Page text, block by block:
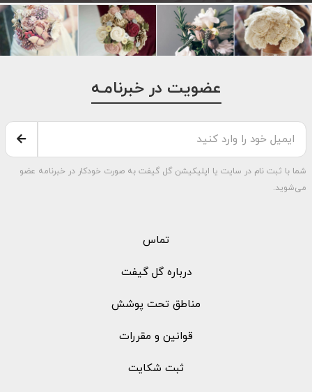
عضویت در خبرنامـه
شما با ثبت نام در سایت یا اپلیکیشن گل گیفت به صورت خودکار در خبرنامه عضو
می‌شوید.
تماس
درباره گل گیفت
مناطق تحت پوشش
قوانین و مقررات
ثبت شکایت